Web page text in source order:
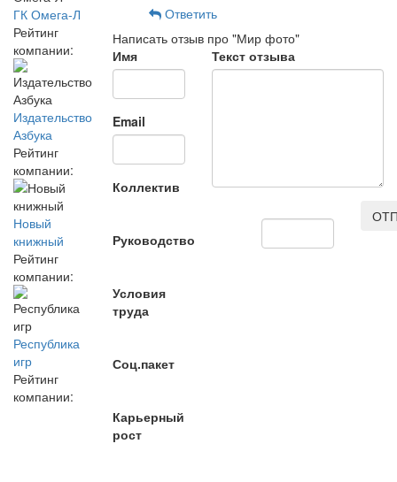
ГК Омега-Л
Рейтинг
компании:
Издательство
Азбука
Рейтинг
компании:
Новый
книжный
Рейтинг
компании:
Республика
игр
Рейтинг
компании:
Ответить
Написать отзыв про "Мир фото"
Имя
Email
Коллектив
Руководство
Условия
труда
Соц.пакет
Карьерный
рост
Текст отзыва